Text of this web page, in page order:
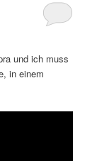
und ich muss
in einem